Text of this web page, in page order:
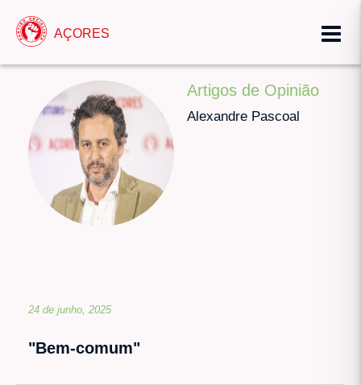
AÇORES
Artigos de Opinião
Alexandre Pascoal
24 de junho, 2025
"Bem-comum"